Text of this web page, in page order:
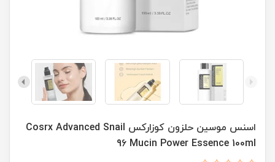
اسنس موسین حلزون کوزارکس Cosrx Advanced Snail
96 Mucin Power Essence 100ml